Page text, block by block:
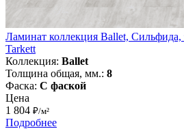
Ламинат коллекция Ballet,
Tarkett
Коллекция: Ballet
Толщина общая, мм.: 8
Фаска: С фаской
Цена
1 804 ₽/м²
Подробнее